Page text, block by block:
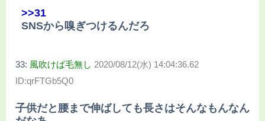
>>31
SNSから嗅ぎつけるんだろ
33: 風吹けば毛無し 2020/08/12(水) 14:04:36.62
ID:qrFTGb5Q0
子供だと腰まで伸ばしても長さはそんなもんなん